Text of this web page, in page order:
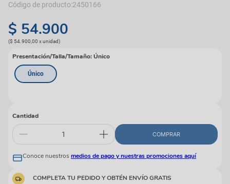
2450166
$ 54.900
($ 54.900,00 xunidad)
Presentación/Talla/Tamaño:Único
Único
Cantidad
COMPRAR
Conoce nuestros medios de pago y nuestras promociones aquí
COMPLETA TU PEDIDO Y OBTÉN ENVÍO GRATIS